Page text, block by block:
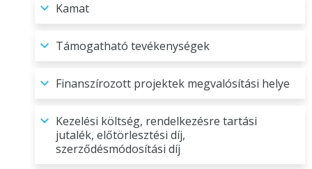
Kamat
Támogatható tevékenységek
Finanszírozott projektek megvalósítási helye
Kezelési költség, rendelkezésre tartási
jutalék, előtörlesztési díj,
szerződésmódosítási díj